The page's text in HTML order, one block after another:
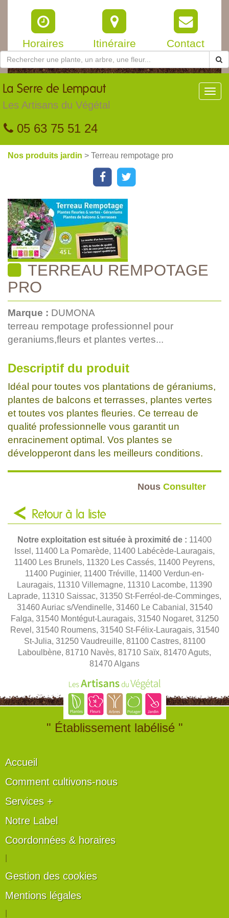
Horaires Itinéraire Contact
La Serre de Lempaut
Les Artisans du Végétal
05 63 75 51 24
Nos produits jardin > Terreau rempotage pro
TERREAU REMPOTAGE
PRO
Marque : DUMONA
terreau rempotage professionnel pour
geraniums,fleurs et plantes vertes...
Descriptif du produit
Idéal pour toutes vos plantations de géraniums,
plantes de balcons et terrasses, plantes vertes
et toutes vos plantes fleuries. Ce terreau de
qualité professionnelle vous garantit un
enracinement optimal. Vos plantes se
développeront dans les meilleurs conditions.
Nous Consulter
Retour à la liste
Notre exploitation est située à proximité de : 11400
Issel, 11400 La Pomarède, 11400 Labécède-Lauragais,
11400 Les Brunels, 11320 Les Cassés, 11400 Peyrens,
11400 Puginier, 11400 Tréville, 11400 Verdun-en-
Lauragais, 11310 Villemagne, 11310 Lacombe, 11390
Laprade, 11310 Saissac, 31350 St-Ferréol-de-Comminges,
31460 Auriac s/Vendinelle, 31460 Le Cabanial, 31540
Falga, 31540 Montégut-Lauragais, 31540 Nogaret, 31250
Revel, 31540 Roumens, 31540 St-Félix-Lauragais, 31540
St-Julia, 31250 Vaudreuille, 81100 Castres, 81100
Laboulbène, 81710 Navès, 81710 Saïx, 81470 Aguts,
81470 Algans
" Établissement labélisé "
Accueil
Comment cultivons-nous
Services +
Notre Label
Coordonnées & horaires
Gestion des cookies
Mentions légales